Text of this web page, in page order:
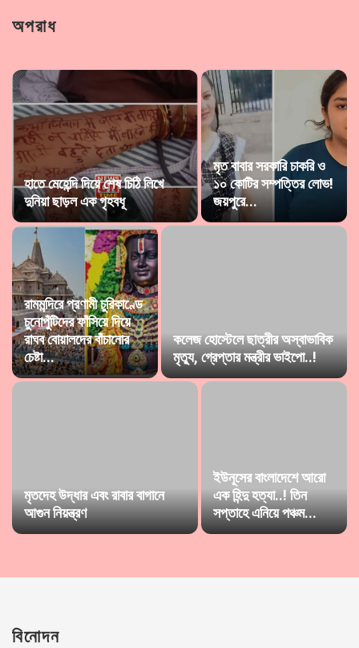
অপরাধ
হাতে মেহেন্দি দিয়ে শেষ চিঠি লিখে
দুনিয়া ছাড়ল এক গৃহবধূ
মৃত বাবার সরকারি চাকরি ও
১০ কোটির সম্পত্তির লোভ!
জয়পুরে...
রামমন্দিরে প্রণামী চুরিকাণ্ডে
চুনোপুঁটিদের ফাঁসিয়ে দিয়ে
রাঘব বোয়ালদের বাঁচানোর
চেষ্টা...
কলেজ হোস্টেলে ছাত্রীর অস্বাভাবিক
মৃত্যু, গ্রেপ্তার মন্ত্রীর ভাইপো..!
মৃতদেহ উদ্ধার এবং রাবার বাগানে
আগুন নিয়ন্ত্রণ
ইউনূসের বাংলাদেশে আরো
এক হিন্দু হত্যা..! তিন
সপ্তাহে এনিয়ে পঞ্চম...
বিনোদন